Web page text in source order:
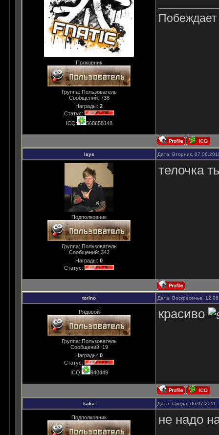
Полковник
Группа: Пользователь
Сообщений: 738
Награды: 2
Статус:
ICQ:
568658148
Побеждает
lays Дата: Вторник,
Подполковник
Группа: Пользователь
Сообщений: 342
Награды: 0
Статус:
телочка
torino Дата: Воскресенье,
Рядовой
Группа: Пользователь
Сообщений: 19
Награды: 0
Статус:
ICQ:
940449
красиво
kaka Дата: Среда,
Подполковник не надо